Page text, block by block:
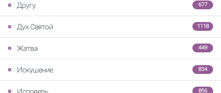
677
Другу
1118
Дух Святой
449
Жатва
834
Искушение
856